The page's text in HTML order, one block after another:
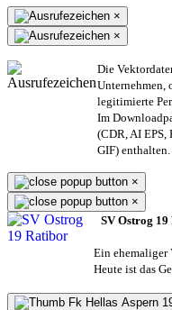
×
×
Die
Unternehmen,
legitimierte
Im
(CDR, AI EPS,
GIF) enthalten.
×
×
SV Ostrog
Ein ehemaliger
Heute ist das